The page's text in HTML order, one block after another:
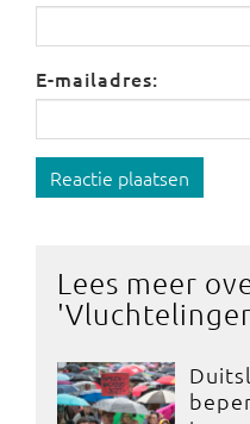
E-mailadres:
Reactie plaatsen
Lees meer
'